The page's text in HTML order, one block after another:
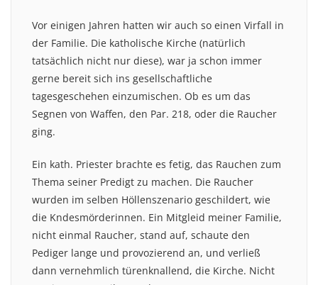
Vor einigen Jahren hatten wir auch so einen Virfall in
der Familie. Die katholische Kirche (natürlich
tatsächlich nicht nur diese), war ja schon immer
gerne bereit sich ins gesellschaftliche
tagesgeschehen einzumischen. Ob es um das
Segnen von Waffen, den Par. 218, oder die Raucher
ging.
Ein kath. Priester brachte es fetig, das Rauchen zum
Thema seiner Predigt zu machen. Die Raucher
wurden im selben Höllenszenario geschildert, wie
die Kndesmörderinnen. Ein Mitgleid meiner Familie,
nicht einmal Raucher, stand auf, schaute den
Pediger lange und provozierend an, und verließ
dann vernehmlich türenknallend, die Kirche. Nicht